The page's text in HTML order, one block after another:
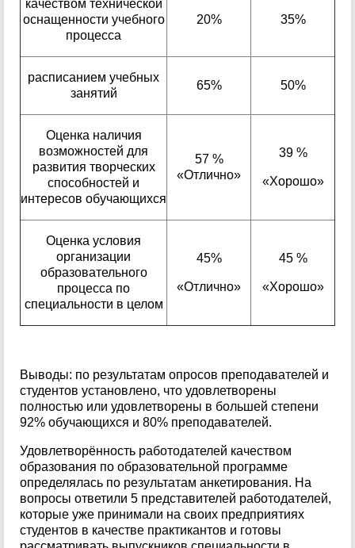
качеством технической
оснащенности учебного
процесса
20% 35%
расписанием учебных
занятий
65% 50%
Оценка наличия
возможностей для
развития творческих
способностей и
интересов обучающихся
57 %
«Отлично»
39 %
«Хорошо»
Оценка условия
организации
образовательного
процесса по
специальности в целом
45%
«Отлично»
45 %
«Хорошо»
Выводы: по результатам опросов преподавателей и
студентов установлено, что удовлетворены
полностью или удовлетворены в большей степени
92% обучающихся и 80% преподавателей.
Удовлетворённость работодателей качеством
образования по образовательной программе
определялась по результатам анкетирования. На
вопросы ответили 5 представителей работодателей,
которые уже принимали на своих предприятиях
студентов в качестве практикантов и готовы